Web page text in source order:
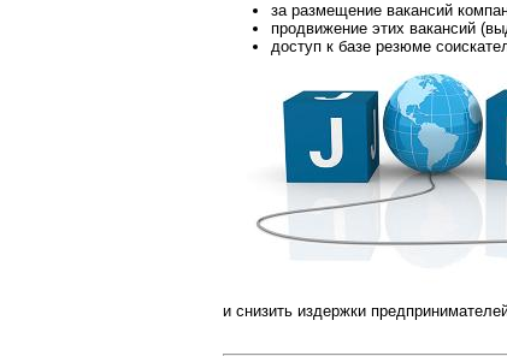
за размещение вакансий
продвижение этих вакансий
доступ к базе резюме
и снизить издержки